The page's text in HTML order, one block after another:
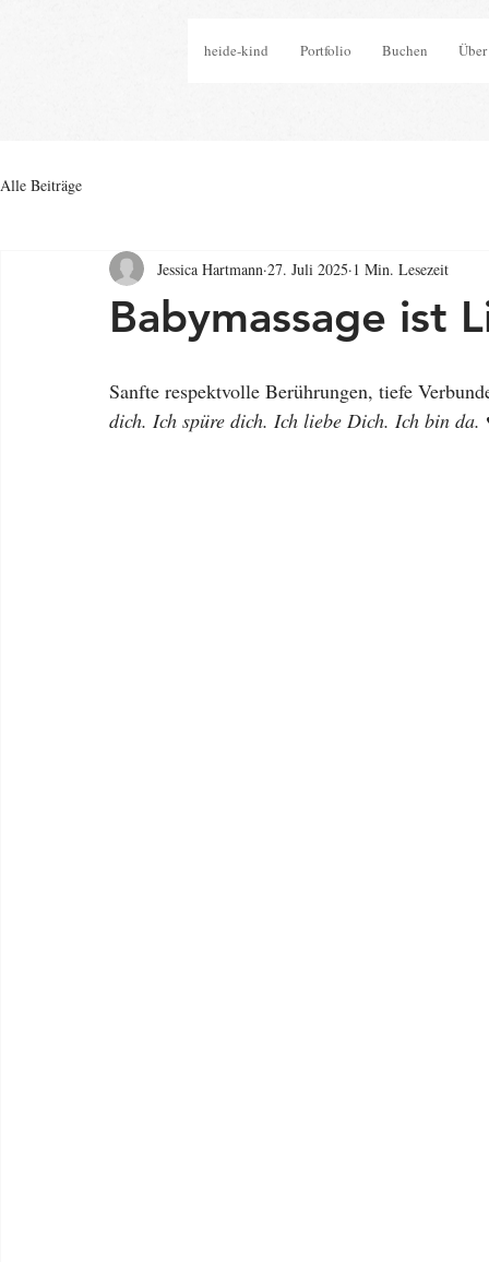
heide-kind Portfolio Buchen
Alle Beiträge
Babymassage ist
Jessica Hartmann 27. Juli 2025 1 Min. Lesezeit
Sanfte respektvolle Berührungen, tiefe
dich. Ich spüre dich. Ich liebe Dich. Ich bin da.